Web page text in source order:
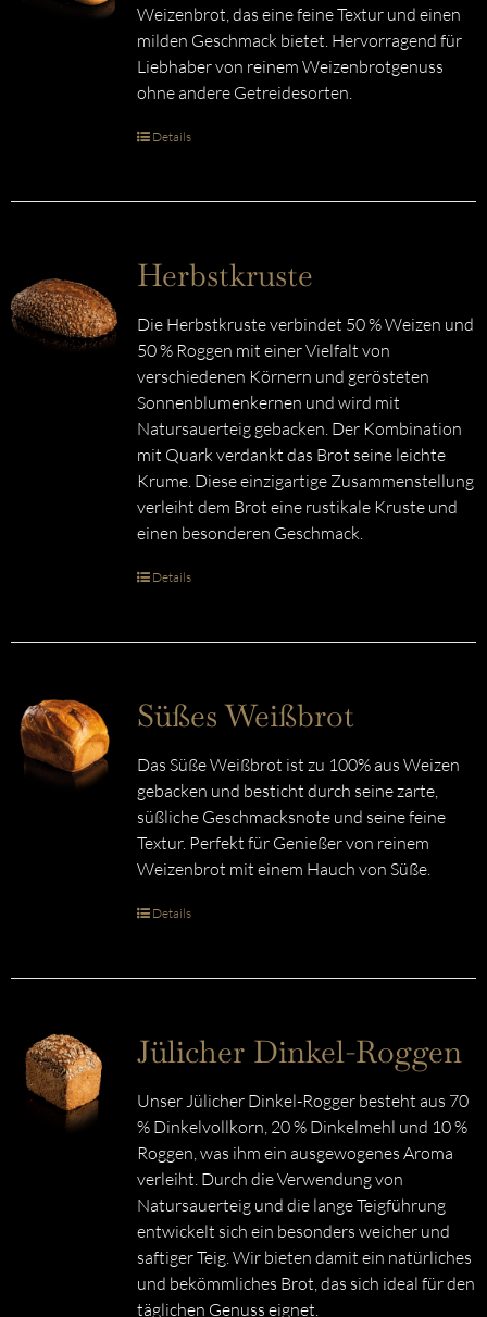
Weizenbrot, das eine feine Textur und einen
milden Geschmack bietet. Hervorragend für
Liebhaber von reinem Weizenbrotgenuss
ohne andere Getreidesorten.
Details
Herbstkruste
Die Herbstkruste verbindet 50 % Weizen und
50 % Roggen mit einer Vielfalt von
verschiedenen Körnern und gerösteten
Sonnenblumenkernen und wird mit
Natursauerteig gebacken. Der Kombination
mit Quark verdankt das Brot seine leichte
Krume. Diese einzigartige Zusammenstellung
verleiht dem Brot eine rustikale Kruste und
einen besonderen Geschmack.
Details
Süßes Weißbrot
Das Süße Weißbrot ist zu 100% aus Weizen
gebacken und besticht durch seine zarte,
süßliche Geschmacksnote und seine feine
Textur. Perfekt für Genießer von reinem
Weizenbrot mit einem Hauch von Süße.
Details
Jülicher Dinkel-Roggen
Unser Jülicher Dinkel-Rogger besteht aus 70
% Dinkelvollkorn, 20 % Dinkelmehl und 10 %
Roggen, was ihm ein ausgewogenes Aroma
verleiht. Durch die Verwendung von
Natursauerteig und die lange Teigführung
entwickelt sich ein besonders weicher und
saftiger Teig. Wir bieten damit ein natürliches
und bekömmliches Brot, das sich ideal für den
täglichen Genuss eignet.